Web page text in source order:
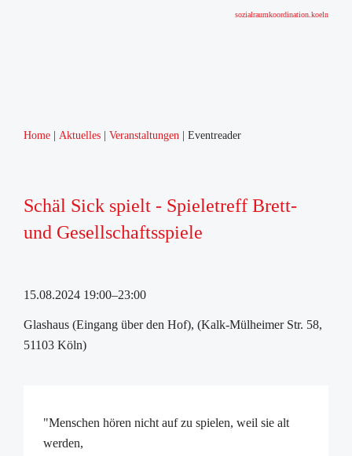
sozialraumkoordination.koeln
Home Aktuelles Veranstaltungen Eventreader
Schäl Sick spielt - Spieletreff Brett-
und Gesellschaftsspiele
15.08.2024 19:00–23:00
Glashaus (Eingang über den Hof), (Kalk-Mülheimer Str. 58,
51103 Köln)
"Menschen hören nicht auf zu spielen, weil sie alt
werden,